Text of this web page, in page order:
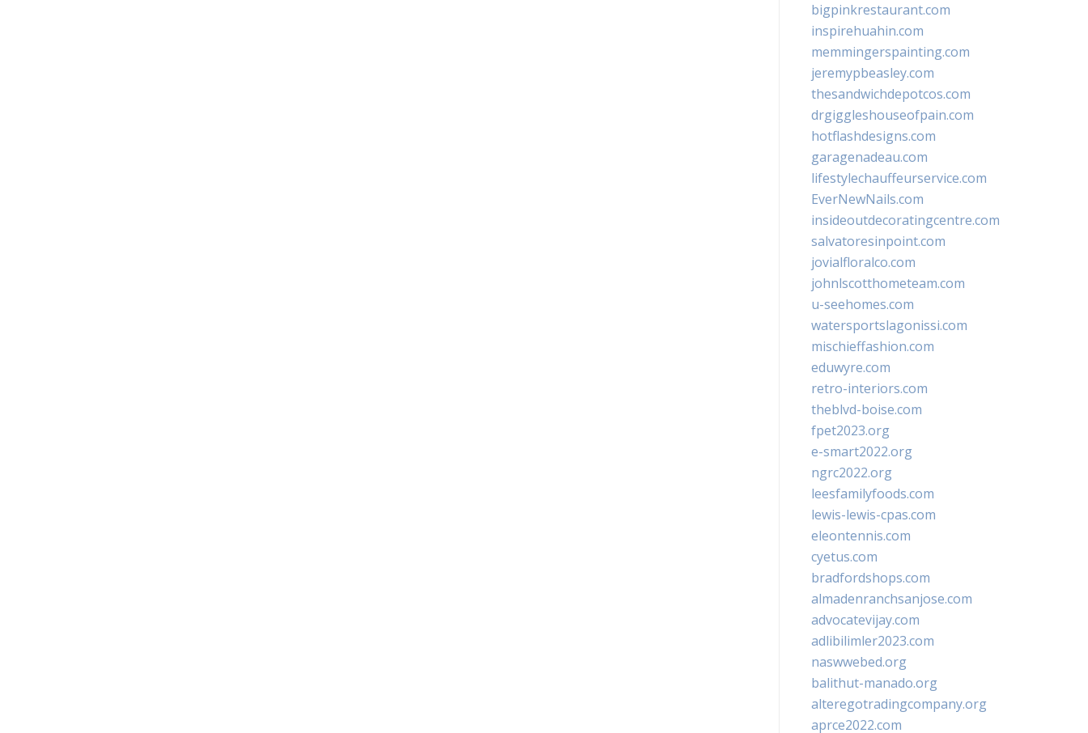
bigpinkrestaurant.com
inspirehuahin.com
memmingerspainting.com
jeremypbeasley.com
thesandwichdepotcos.com
drgiggleshouseofpain.com
hotflashdesigns.com
garagenadeau.com
lifestylechauffeurservice.com
EverNewNails.com
insideoutdecoratingcentre.com
salvatoresinpoint.com
jovialfloralco.com
johnlscotthometeam.com
u-seehomes.com
watersportslagonissi.com
mischieffashion.com
eduwyre.com
retro-interiors.com
theblvd-boise.com
fpet2023.org
e-smart2022.org
ngrc2022.org
leesfamilyfoods.com
lewis-lewis-cpas.com
eleontennis.com
cyetus.com
bradfordshops.com
almadenranchsanjose.com
advocatevijay.com
adlibilimler2023.com
naswwebed.org
balithut-manado.org
alteregotradingcompany.org
aprce2022.com